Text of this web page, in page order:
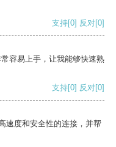
支持[0] 反对[0]
容易上手，让我能够快速熟
支持[0] 反对[0]
速度和安全性的连接，并帮